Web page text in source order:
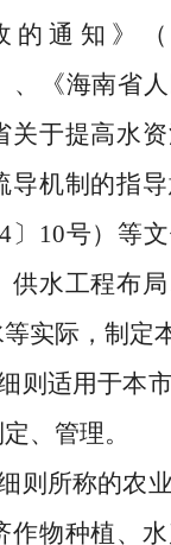
的通知》
（
、
《海南省
关于提高水
机制的指导
〕 10号）等
供水工程布
等实际，制定
则适用于本
定、 管理。
则所称的农业
作物种植、